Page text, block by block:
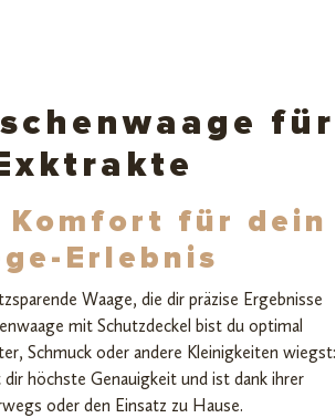
für
Komfort für dein
Erlebnis
Waage, die dir präzise Ergebnisse
mit Schutzdeckel bist du optimal
Schmuck oder andere Kleinigkeiten wiegst:
höchste Genauigkeit und ist dank ihrer
oder den Einsatz zu Hause.